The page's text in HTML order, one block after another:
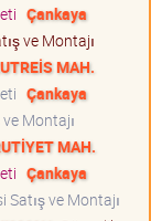
Çankaya
ve Montajı
MAH.
Çankaya
Montajı
MAH.
Çankaya
Satış ve Montajı